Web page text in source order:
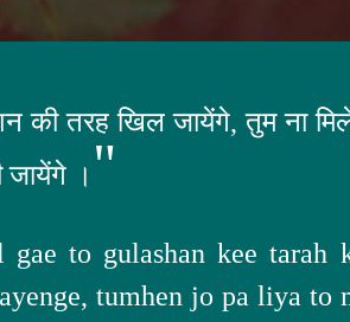
की तरह खिल जायेंगे, तुम ना
जायेंगे । "
to gulashan kee tarah
tumhen jo pa liya to